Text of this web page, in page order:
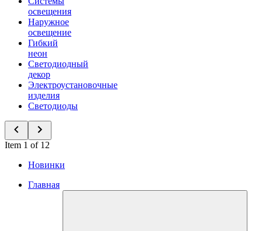
освещения
Наружное
освещение
Гибкий
неон
Светодиодный
декор
Электроустановочные
изделия
Светодиоды
Item 1 of 12
Новинки
Главная